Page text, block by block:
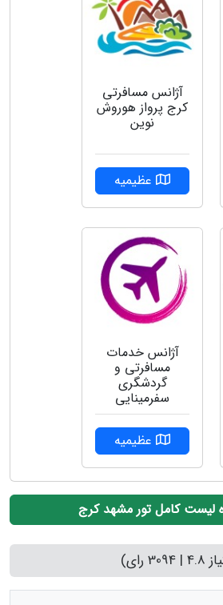
آژانس مسافرتی
کرج پرواز هوروش
نوین
عظیمیه
آژانس خدمات
مسافرتی و
گردشگری
سفرمینایی
عظیمیه
لیست کامل تور مشهد کرج
رای)